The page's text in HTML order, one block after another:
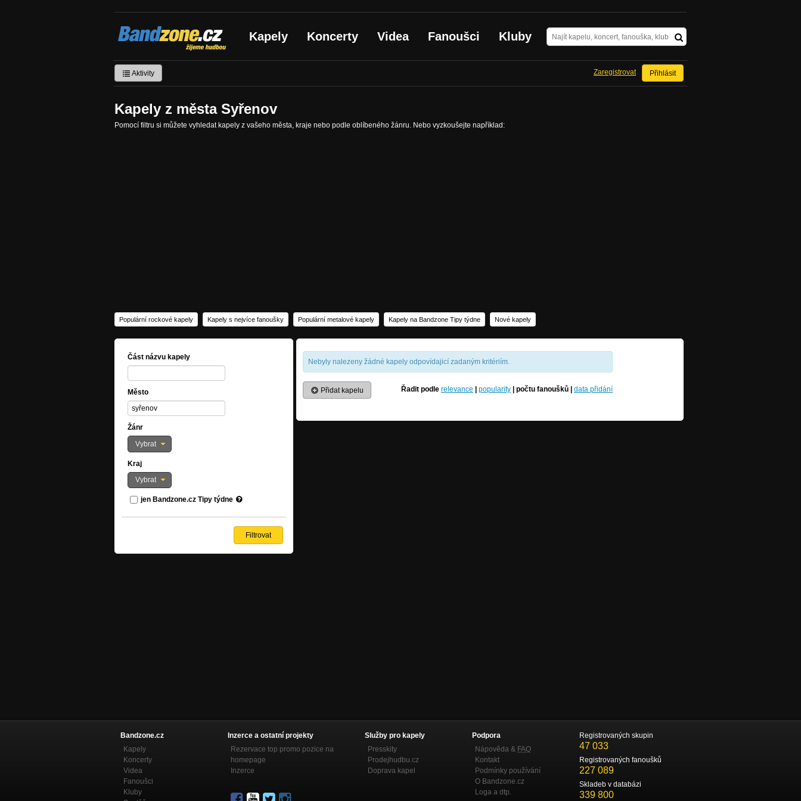
Bandzone.cz
žijeme hudbou Kapely Koncerty Videa Fanoušci Kluby
Aktivity Přihlásit
Zaregistrovat
Kapely z města Syřenov
Pomocí filtru si můžete vyhledat kapely z vašeho města, kraje nebo podle oblíbeného žánru. Nebo vyzkoušejte například:
Populární rockové kapely Kapely s nejvíce fanoušky Populární metalové kapely Kapely na Bandzone Tipy týdne Nové kapely
Část názvu kapely
Město
Žánr
Vybrat
Kraj
Vybrat
jen Bandzone.cz Tipy týdne
Nebyly nalezeny žádné kapely odpovídajicí zadaným kritériím.
Přidat kapelu Řadit podle relevance popularity počtu fanoušků data přidání
Bandzone.cz
Kapely
Koncerty
Videa
Fanoušci
Kluby
Inzerce a ostatní projekty
Rezervace top promo pozice na
homepage
Inzerce
Služby pro kapely
Presskity
Prodejhudbu.cz
Doprava kapel
Podpora
Nápověda & FAQ
Kontakt
Podmínky používání
O Bandzone.cz
Loga a dtp.
Registrovaných skupin
47 033
Registrovaných fanoušků
227 089
Skladeb v databázi
339 800